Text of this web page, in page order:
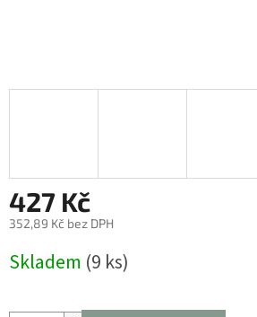
427 Kč
352,89 Kč bez DPH
cena:
Skladem (9 ks)